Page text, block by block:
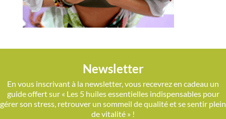
Newsletter
En vous inscrivant à la newsletter, vous recevrez en cadeau un
guide offert sur « Les 5 huiles essentielles indispensables pour
gérer son stress, retrouver un sommeil de qualité et se sentir plein
de vitalité » !